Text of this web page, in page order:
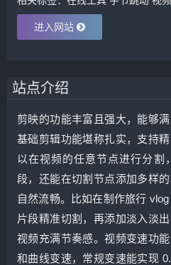
进入网站
站点介绍
剪映的功能丰富且强大，能够
基础剪辑功能堪称扎实，支持
以在视频的任意节点进行分割
段，还能在切割节点添加多样
自然流畅。比如在制作旅行
片段精准切割，再添加淡入淡
视频充满节奏感。视频变速功
和曲线变速，常规变速能实现